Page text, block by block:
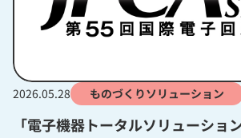
2026.05.28 ものづくりソリューション
「電子機器トータルソリューショ